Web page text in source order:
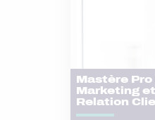
Mastère
Marketing
Relation